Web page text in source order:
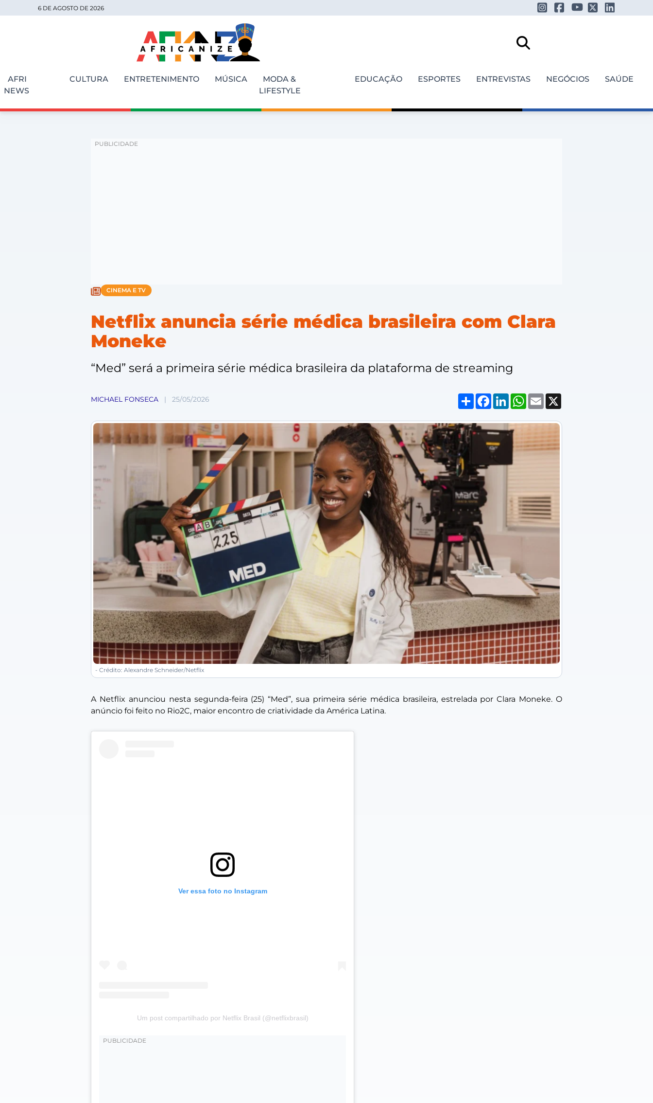
6 DE AGOSTO DE 2026
AFRI
NEWS
CULTURA ENTRETENIMENTO MÚSICA
MODA &
LIFESTYLE
EDUCAÇÃO ESPORTES ENTREVISTAS NEGÓCIOS SAÚDE
CINEMA E TV
Netflix anuncia série médica brasileira com Clara
Moneke
“Med” será a primeira série médica brasileira da plataforma de streaming
MICHAEL FONSECA | 25/05/2026 Compartilhar
Facebook
LinkedInWhatsApp
Email
- Crédito: Alexandre Schneider/Netflix
A Netflix anunciou nesta segunda-feira (25) “Med”, sua primeira série médica brasileira, estrelada por Clara Moneke. O
anúncio foi feito no Rio2C, maior encontro de criatividade da América Latina.
Ver essa foto no Instagram
Um post compartilhado por Netflix Brasil (@netflixbrasil)